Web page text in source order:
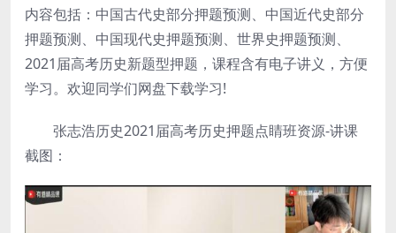
内容包括：中国古代史部分押题预测、中国近代史部分
押题预测、中国现代史押题预测、世界史押题预测、
2021届高考历史新题型押题，课程含有电子讲义，方便
学习。欢迎同学们网盘下载学习!
张志浩历史2021届高考历史押题点睛班资源-讲课
截图：